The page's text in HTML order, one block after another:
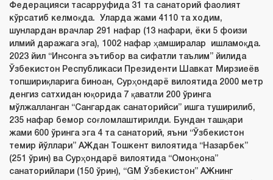
Федерацияси тасарруфида 31 та санаторий фаолият
кўрсатиб келмоқда. Уларда жами 4110 та ходим,
шунлардан врачлар 291 нафар (13 нафари, ёки 5 фоизи
илмий даражага эга), 1002 нафар ҳамширалар ишламоқда.
2023 йил “Инсонга эътибор ва сифатли таълим” йилида
Ўзбекистон Республикаси Президенти Шавкат Мирзиеёв
топшириқларига биноан, Сурҳондарё вилоятида 2000 метр
денгиз сатхидан юқорида 7 қаватли 200 ўринга
мўлжалланган “Сангардак санаторийси” ишга туширилиб,
235 нафар бемор соғломлаштирилди. Бундан ташқари
жами 600 ўринга эга 4 та санаторий, яъни “Ўзбекистон
темир йўллари” АЖдан Тошкент вилоятида “Назарбек”
(251 ўрин) ва Сурҳондарё вилоятида “Омонҳона”
санаторийлари (150 ўрин), “GM Ўзбекистон” АЖнинг